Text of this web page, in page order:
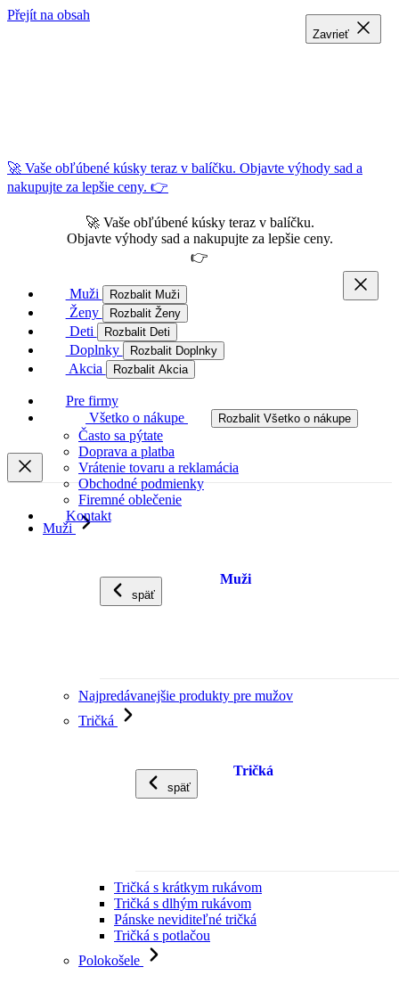
Přejít na obsah
🚀 Vaše obľúbené kúsky teraz v balíčku. Objavte výhody sad a
nakupujte za lepšie ceny. 👉
🚀 Vaše obľúbené kúsky teraz v balíčku.
Objavte výhody sad a nakupujte za lepšie ceny.
👉
Muži Rozbalit Muži
Ženy Rozbalit Ženy
Deti Rozbalit Deti
Doplnky Rozbalit Doplnky
Akcia Rozbalit Akcia
Pre firmy
Všetko o nákupe
Rozbalit Všetko o nákupe
Často sa pýtate
Doprava a platba
Vrátenie tovaru a reklamácia
Obchodné podmienky
Firemné oblečenie
Kontakt
Muži
späť
Muži
Najpredávanejšie produkty pre mužov
Tričká
späť
Tričká
Tričká s krátkym rukávom
Tričká s dlhým rukávom
Pánske neviditeľné tričká
Tričká s potlačou
Polokošele
Zavrieť
Zavrieť
Zavrieť